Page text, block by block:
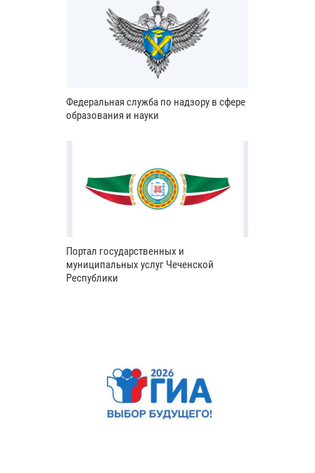
Федеральная служба по надзору в сфере
образования и науки
Портал государственных и
муниципальных услуг Чеченской
Республики